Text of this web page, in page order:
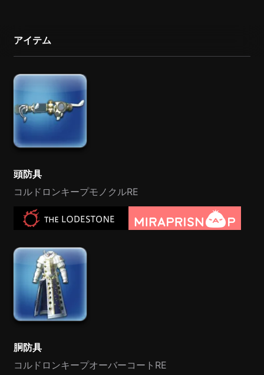
アイテム
頭防具
コルドロンキープモノクルRE
胴防具
コルドロンキープオーバーコートRE